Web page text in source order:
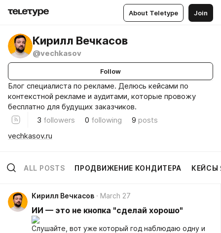
About Teletype Join
Кирилл Вечкасов
@vechkasov
Follow
Блог специалиста по рекламе. Делюсь кейсами по
контекстной рекламе и аудитами, которые провожу
бесплатно для будущих заказчиков.
3 followers 0 following 9 posts
vechkasov.ru
ALL POSTS ПРОДВИЖЕНИЕ КОНДИТЕРА КЕЙСЫ
Кирилл Вечкасов March 27
ИИ — это не кнопка "сделай хорошо"
Слушайте, вот уже который год наблюдаю одну и